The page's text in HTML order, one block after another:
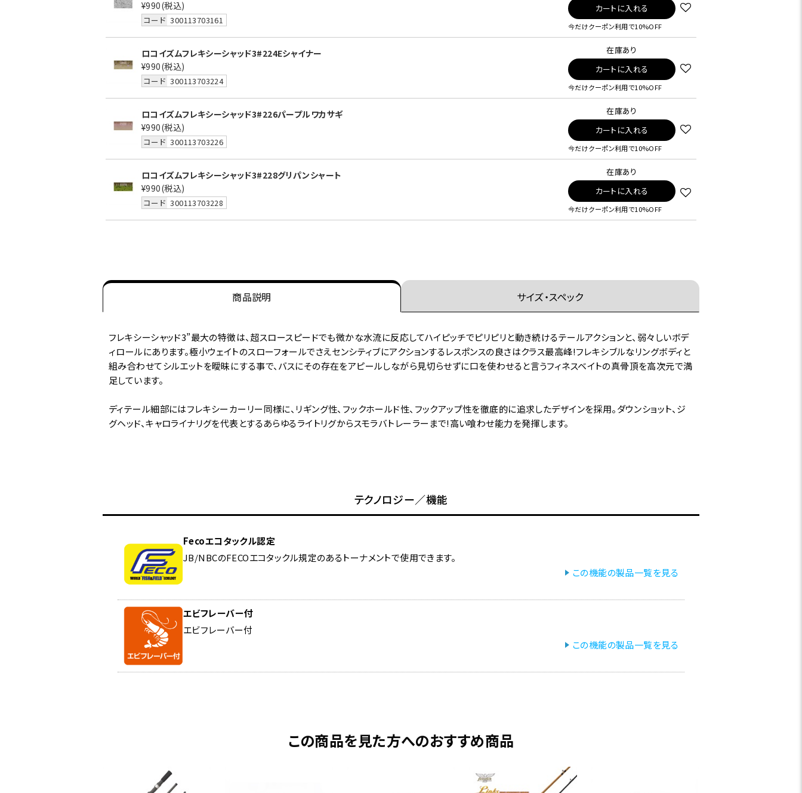
¥990(税込)
コード 300113703161
カートに入れる
今だけクーポン利用で10%OFF
ロコイズムフレキシーシャッド3#224Eシャイナー
¥990(税込)
コード 300113703224
在庫あり
カートに入れる
今だけクーポン利用で10%OFF
ロコイズムフレキシーシャッド3#226パープルワカサギ
¥990(税込)
コード 300113703226
在庫あり
カートに入れる
今だけクーポン利用で10%OFF
ロコイズムフレキシーシャッド3#228グリパンシャート
¥990(税込)
コード 300113703228
在庫あり
カートに入れる
今だけクーポン利用で10%OFF
商品説明 サイズ・スペック
フレキシーシャッド3”最大の特徴は、超スロースピードでも微かな水流に反応してハイピッチでピリピリと動き続けるテールアクションと、弱々しいボデ
ィロールにあります。極小ウェイトのスローフォールでさえセンシティブにアクションするレスポンスの良さはクラス最高峰!フレキシブルなリングボディと
組み合わせてシルエットを曖昧にする事で、バスにその存在をアピールしながら見切らせずに口を使わせると言うフィネスベイトの真骨頂を高次元で満
足しています。
ディテール細部にはフレキシーカーリー同様に、リギング性、フックホールド性、フックアップ性を徹底的に追求したデザインを採用。ダウンショット、ジ
グヘッド、キャロライナリグを代表とするあらゆるライトリグからスモラバトレーラーまで!高い喰わせ能力を発揮します。
テクノロジー／機能
Fecoエコタックル認定
JB/NBCのFECOエコタックル規定のあるトーナメントで使用できます。
この機能の製品一覧を見る
エビフレーバー付
エビフレーバー付
この機能の製品一覧を見る
この商品を見た方へのおすすめ商品